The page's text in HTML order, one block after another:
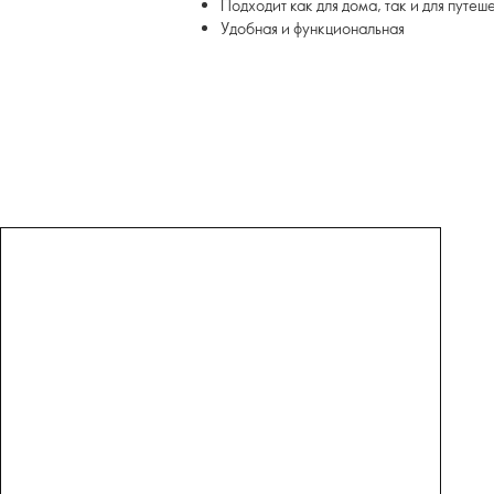
Подходит как для дома, так и для
Удобная и функциональная